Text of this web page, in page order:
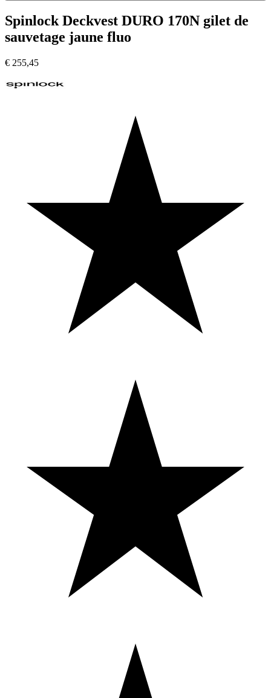
Spinlock Deckvest DURO 170N gilet de
sauvetage jaune fluo
€ 255,45